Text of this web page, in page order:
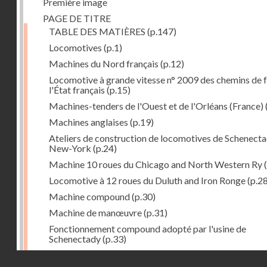
PAGE DE TITRE
TABLE DES MATIÈRES (p.147)
Locomotives (p.1)
Machines du Nord français (p.12)
Locomotive à grande vitesse n° 2009 des chemins de
l'État français (p.15)
Machines-tenders de l'Ouest et de l'Orléans (France)
Machines anglaises (p.19)
Ateliers de construction de locomotives de
New-York (p.24)
Machine 10 roues du Chicago and North Western Ry
Locomotive à 12 roues du Duluth and Iron Ronge
Machine compound(p.30)
Machine de manœuvre(p.31)
Fonctionnement compound adopté par l'usine de
Schenectady(p.33)